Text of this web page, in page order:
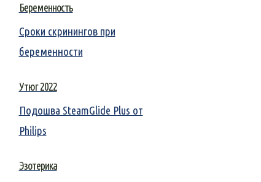
Беременность
Сроки скринингов при
беременности
Утюг 2022
Подошва SteamGlide Plus от
Philips
Эзотерика